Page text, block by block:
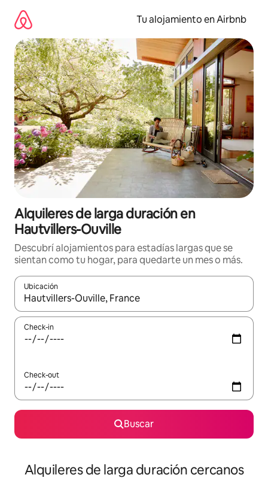
contenido
Tu alojamiento en Airbnb
Alquileres de larga duración en
Hautvillers-Ouville
Descubrí alojamientos para estadías largas que se
sientan como tu hogar, para quedarte un mes o más.
Ubicación
Cuando los resultados estén disponibles, navegá con las
Check-in
Check-out
Buscar
Alquileres de larga duración cercanos